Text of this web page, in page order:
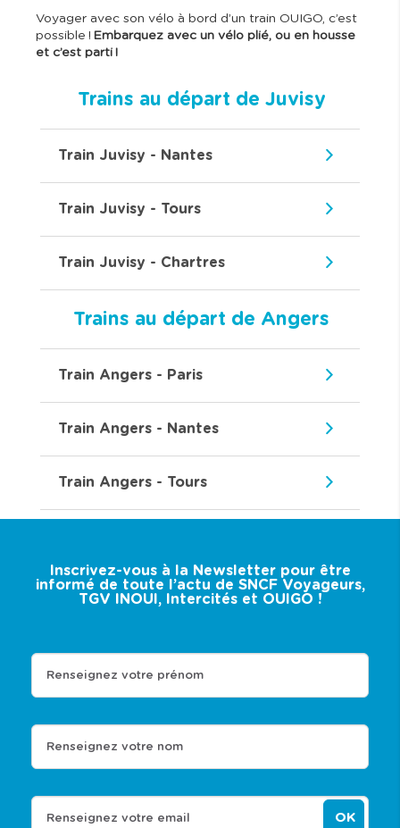
Voyager avec son vélo à bord d’un train OUIGO, c’est
possible ! Embarquez avec un vélo plié, ou en housse
et c’est parti !
Trains au départ de Juvisy
Train Juvisy - Nantes
Train Juvisy - Tours
Train Juvisy - Chartres
Trains au départ de Angers
Train Angers - Paris
Train Angers - Nantes
Train Angers - Tours
Inscrivez-vous à la Newsletter pour être
informé de toute l’actu de SNCF Voyageurs,
TGV INOUI, Intercités et OUIGO !
Renseignez votre prénom
Renseignez votre nom
Renseignez votre email OK